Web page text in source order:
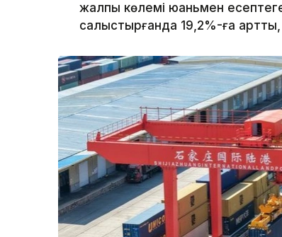
жалпы көлемі юаньмен
салыстырғанда 19,2%-ға